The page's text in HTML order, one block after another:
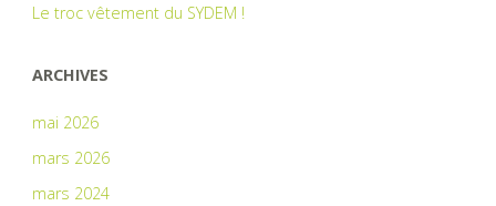
Le troc vêtement du SYDEM !
ARCHIVES
mai 2026
mars 2026
mars 2024